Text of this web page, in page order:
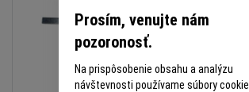
Prosím, venujte nám
pozoronosť.
Na prispôsobenie obsahu a analýzu
návštevnosti používame súbory cookie.